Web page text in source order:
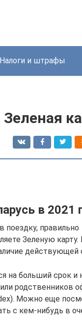
Налоги и штрафы
в 2021
поездку, правильно
Зеленую
действующей
на больший срок и
родственников
Можно еще
с кем-нибудь в